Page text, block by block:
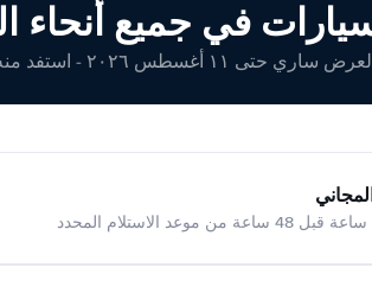
في جميع أنحاء
حتى ١١ أغسطس ٢٠٢٦ - استفد منه اليوم!